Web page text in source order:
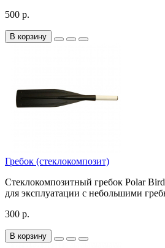
500 р.
В корзину
Гребок (стеклокомпозит)
Стеклокомпозитный гребок Polar
для эксплуатации с небольшими
300 р.
В корзину